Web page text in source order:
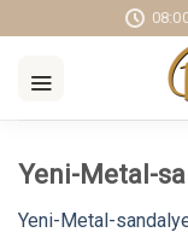
to
content
Yeni-Metal-
Yeni-Metal-